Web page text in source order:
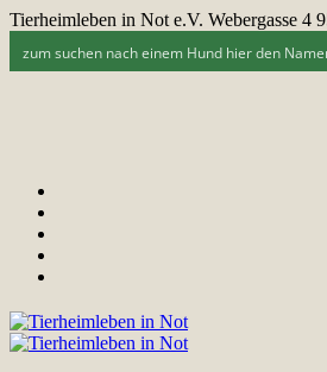
Tierheimleben in Not e.V. Webergasse 4